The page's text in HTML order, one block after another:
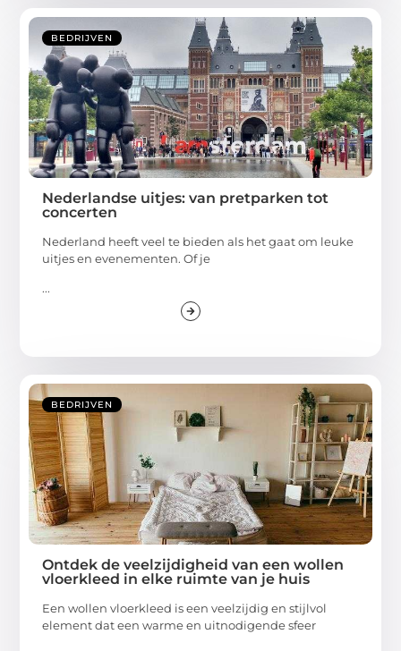
BEDRIJVEN
Nederlandse uitjes: van pretparken tot
concerten
Nederland heeft veel te bieden als het gaat om leuke
uitjes en evenementen. Of je
...
BEDRIJVEN
Ontdek de veelzijdigheid van een wollen
vloerkleed in elke ruimte van je huis
Een wollen vloerkleed is een veelzijdig en stijlvol
element dat een warme en uitnodigende sfeer